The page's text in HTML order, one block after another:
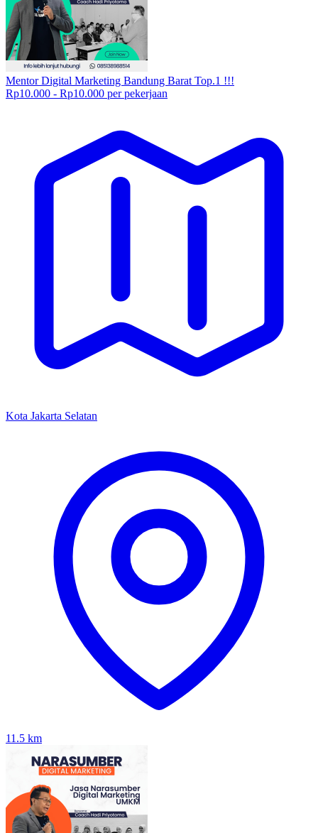
Mentor Digital Marketing Bandung Barat Top.1 !!!
Rp10.000 - Rp10.000 per pekerjaan
Kota Jakarta Selatan
11.5 km